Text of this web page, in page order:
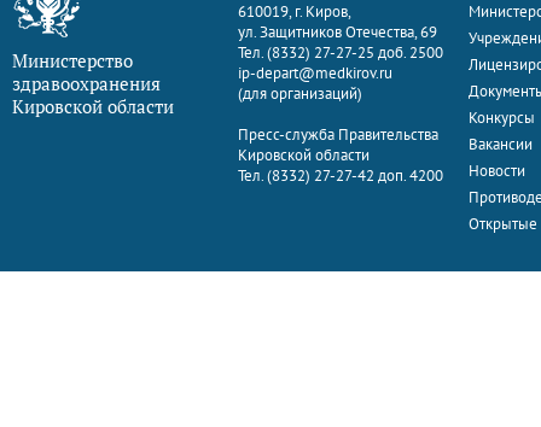
Министерство
здравоохранения
Кировской области
610019, г. Киров,
ул. Защитников Отечества, 69
Тел. (8332) 27-27-25 доб. 2500
ip-depart@medkirov.ru
(для организаций)
Пресс-служба Правительства
Кировской области
Тел. (8332) 27-27-42 доп. 4200
Конкурсы
Вакансии
Новости